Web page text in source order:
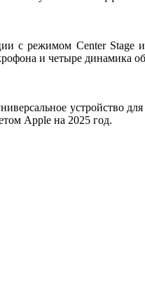
с режимом Center Stage
и четыре динамика
устройство
Apple на 2025 год.